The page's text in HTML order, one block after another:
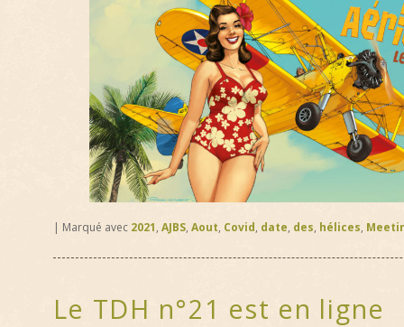
Marqué avec 2021, AJBS, Aout, Covid, date, des, hélices,
Le TDH n°21 est en ligne